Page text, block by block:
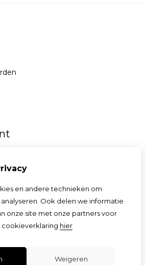
en andere technieken om
Ook delen we informatie
onze site met onze partners voor
cookieverklaring hier
Weigeren